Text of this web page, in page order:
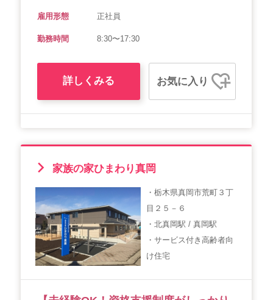
雇用形態 正社員
勤務時間 8:30〜17:30
詳しくみる お気に入り
家族の家ひまわり真岡
・栃木県真岡市荒町３丁
目２５－６
・北真岡駅 / 真岡駅
・サービス付き高齢者向
け住宅